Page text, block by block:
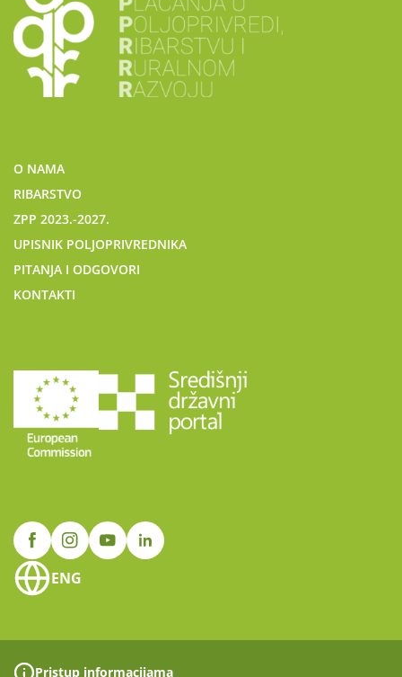
O NAMA
RIBARSTVO
ZPP 2023.-2027.
UPISNIK POLJOPRIVREDNIKA
PITANJA I ODGOVORI
KONTAKTI
ENG
Pristup informacijama